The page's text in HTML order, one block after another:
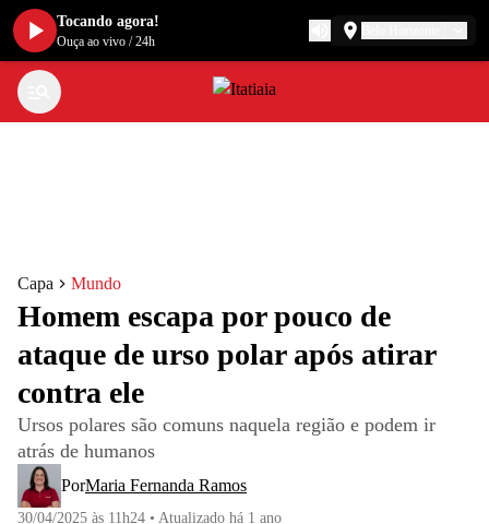
Capa Mundo
Homem escapa por pouco de
ataque de urso polar após atirar
contra ele
Ursos polares são comuns naquela região e podem ir
atrás de humanos
PorMaria Fernanda Ramos
30/04/2025 às 11h24 • Atualizado há 1 ano
Tocando agora!
Ouça ao vivo /24h